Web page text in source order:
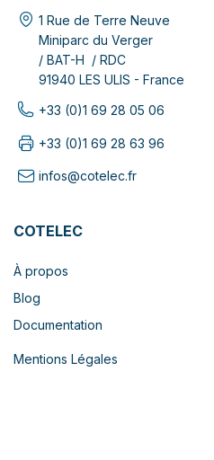
1 Rue de Terre Neuve
Miniparc du Verger
/ BAT-H / RDC
91940 LES ULIS - France
+33 (0)1 69 28 05 06
+33 (0)1 69 28 63 96
infos@cotelec.fr
COTELEC
À propos
Blog
Documentation
Mentions Légales